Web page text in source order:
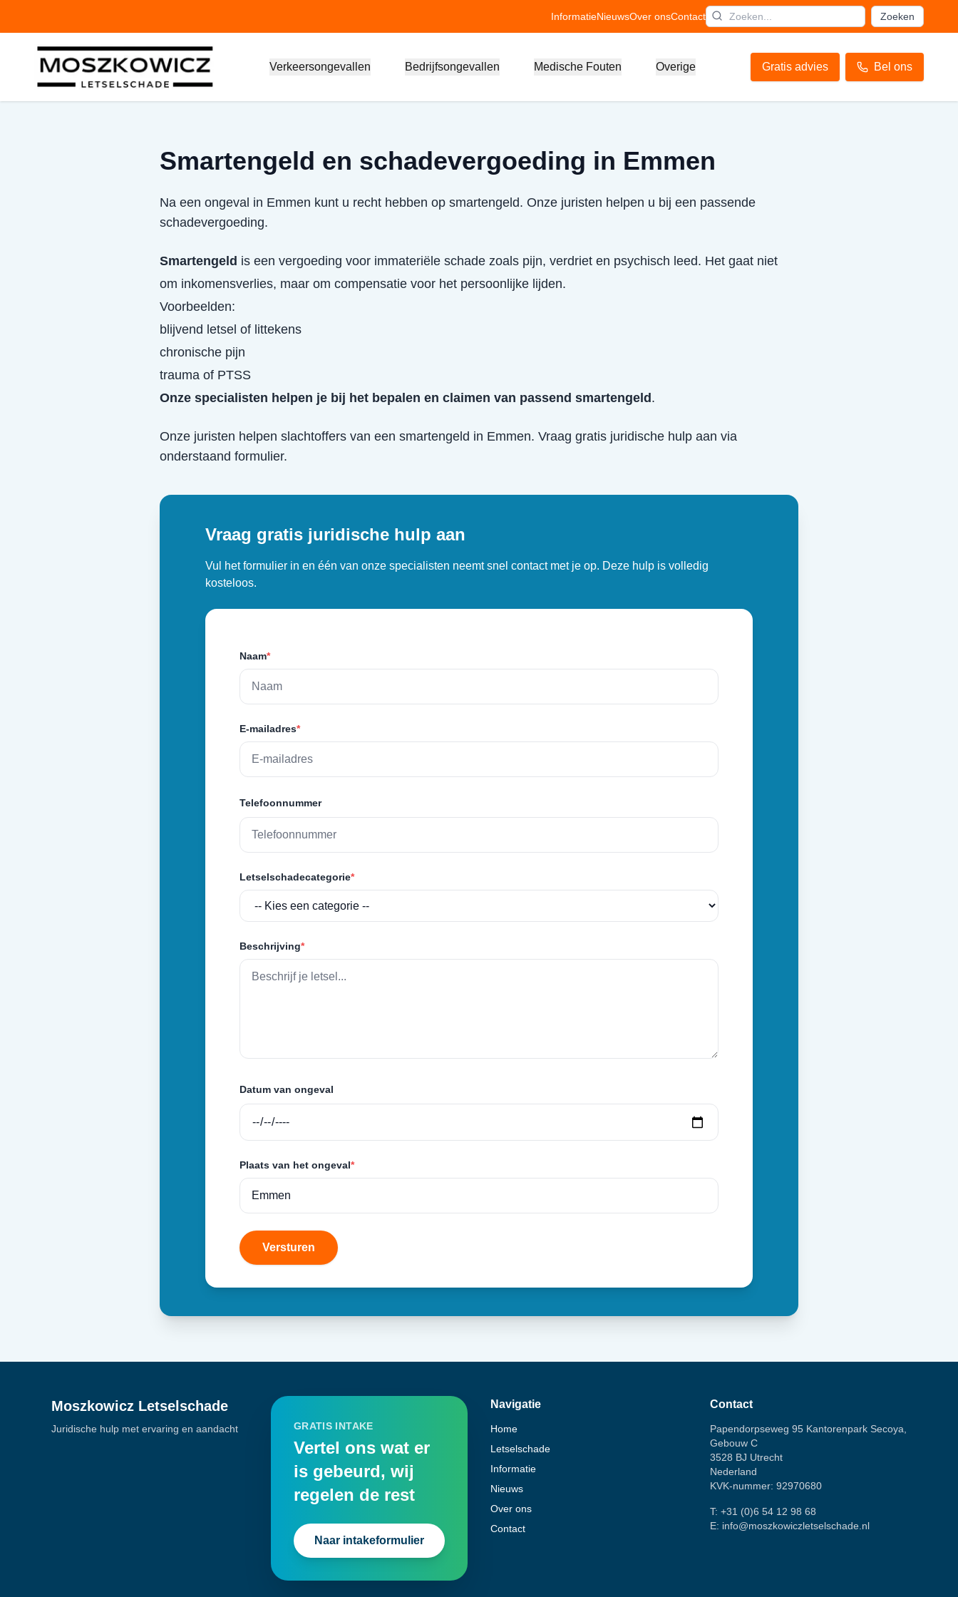
InformatieNieuwsOver onsContact Zoeken
Verkeersongevallen Bedrijfsongevallen Medische Fouten Overige Gratis advies Bel ons
Smartengeld en schadevergoeding in Emmen
Na een ongeval in Emmen kunt u recht hebben op smartengeld. Onze juristen helpen u bij een passende
schadevergoeding.
Smartengeld is een vergoeding voor immateriële schade zoals pijn, verdriet en psychisch leed. Het gaat niet
om inkomensverlies, maar om compensatie voor het persoonlijke lijden.
Voorbeelden:
blijvend letsel of littekens
chronische pijn
trauma of PTSS
Onze specialisten helpen je bij het bepalen en claimen van passend smartengeld .
Onze juristen helpen slachtoffers van een smartengeld in Emmen. Vraag gratis juridische hulp aan via
onderstaand formulier.
Vraag gratis juridische hulp aan
Vul het formulier in en één van onze specialisten neemt snel contact met je op. Deze hulp is volledig
kosteloos.
Naam*
E-mailadres*
Telefoonnummer
Letselschadecategorie*
Beschrijving*
Datum van ongeval
Plaats van het ongeval*
Versturen
Moszkowicz Letselschade
Juridische hulp met ervaring en aandacht GRATIS INTAKE
Vertel ons wat er
is gebeurd, wij
regelen de rest
Naar intakeformulier
Navigatie
Home
Letselschade
Informatie
Nieuws
Over ons
Contact
Contact
Papendorpseweg 95 Kantorenpark Secoya,
Gebouw C
3528 BJ Utrecht
Nederland
KVK-nummer: 92970680
T: +31 (0)6 54 12 98 68
E: info@moszkowiczletselschade.nl